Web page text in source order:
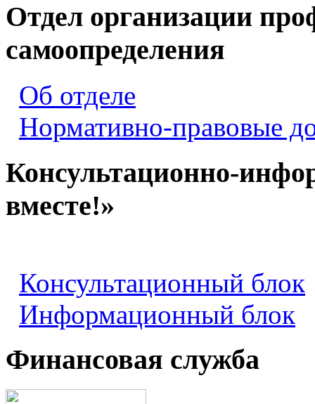
Отдел организации
самоопределения
Об отделе
Нормативно-правовые
Консультационно-
вместе!»
Консультационный блок
Информационный блок
Финансовая служба